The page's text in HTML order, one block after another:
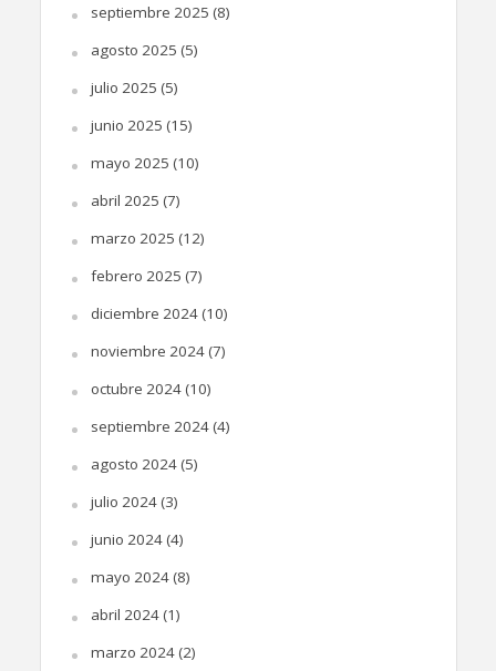
septiembre 2025 (8)
agosto 2025 (5)
julio 2025 (5)
junio 2025 (15)
mayo 2025 (10)
abril 2025 (7)
marzo 2025 (12)
febrero 2025 (7)
diciembre 2024(10)
noviembre 2024(7)
octubre 2024(10)
septiembre 2024(4)
agosto 2024(5)
julio 2024(3)
junio 2024(4)
mayo 2024(8)
abril 2024(1)
marzo 2024(2)